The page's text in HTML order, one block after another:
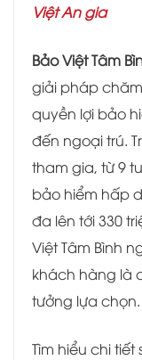
Việt An gia
Bảo Việt Tâm
giải pháp
quyền lợi bảo
đến ngoại trú.
tham gia, từ 9
bảo hiểm hấp
đa lên tới 330
Việt Tâm Bình
khách hàng là
tưởng lựa chọn.
Tìm hiểu chi